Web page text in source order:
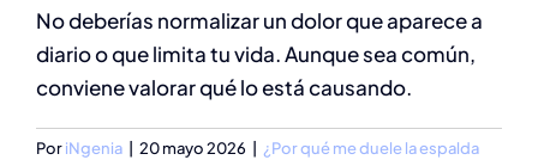
No deberías normalizar un dolor que aparece a
diario o que limita tu vida. Aunque sea común,
conviene valorar qué lo está causando.
PoriNgenia 20 mayo 2026
¿Por qué me duele la espalda